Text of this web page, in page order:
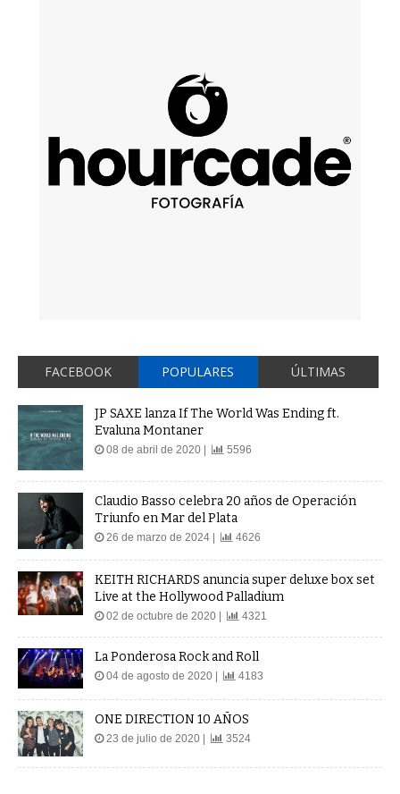
FACEBOOK POPULARES ÚLTIMAS
JP SAXE lanza If The World Was Ending ft.
Evaluna Montaner
08 de abril de 2020 | 5596
Claudio Basso celebra 20 años de Operación
Triunfo en Mar del Plata
26 de marzo de 2024 | 4626
KEITH RICHARDS anuncia super deluxe box set
Live at the Hollywood Palladium
02 de octubre de 2020 | 4321
La Ponderosa Rock and Roll
04 de agosto de 2020 | 4183
ONE DIRECTION 10 AÑOS
23 de julio de 2020 | 3524